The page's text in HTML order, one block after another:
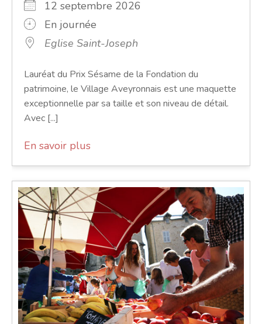
12 septembre 2026
En journée
Eglise Saint-Joseph
Lauréat du Prix Sésame de la Fondation du
patrimoine, le Village Aveyronnais est une maquette
exceptionnelle par sa taille et son niveau de détail.
Avec [...]
En savoir plus